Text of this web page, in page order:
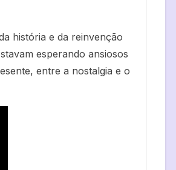
história e da reinvenção
esperando ansiosos
entre a nostalgia e o